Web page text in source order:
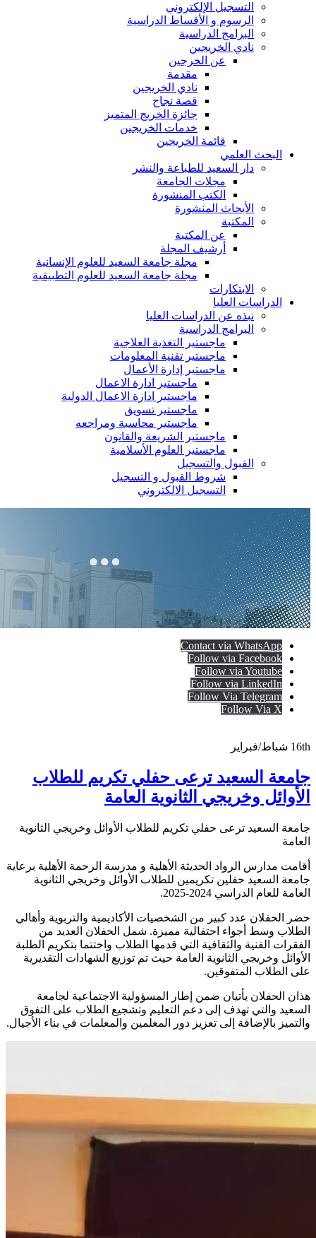
التسجيل الإلكتروني
الرسوم و الأقساط الدراسية
البرامج الدراسية
نادي الخريجين
عن الخرجين
مقدمة
نادي الخريجين
قصة نجاح
جائزة الخريج المتميز
خدمات الخريجين
قائمة الخريجين
البحث العلمي
دار السعيد للطباعة والنشر
مجلات الجامعة
الكتب المنشورة
الأبحاث المنشورة
المكتبة
عن المكتبة
أرشيف المجلة
مجلة جامعة السعيد للعلوم الإنسانية
مجلة جامعة السعيد للعلوم التطبيقية
الابتكارات
الدراسات العليا
نبذه عن الدراسات العليا
البرامج الدراسية
ماجستير التغذية العلاجية
ماجستير تقنية المعلومات
ماجستير إدارة الأعمال
ماجستير ادارة الاعمال
ماجستير ادارة الاعمال الدولية
ماجستير تسويق
ماجستير محاسبة ومراجعه
ماجستير الشريعة والقانون
ماجستير العلوم الأسلامية
القبول والتسجيل
شروط القبول و التسجيل
التسجيل الالكتروني
Contact via WhatsApp
Follow via Facebook
Follow via Youtube
Follow via LinkedIn
Follow Via Telegram
Follow Via X
16th شباط/فبراير
جامعة السعيد ترعى حفلي تكريم للطلاب
الأوائل وخريجي الثانوية العامة
جامعة السعيد ترعى حفلي تكريم للطلاب الأوائل وخريجي الثانوية
العامة
أقامت مدارس الرواد الحديثة الأهلية و مدرسة الرحمة الأهلية برعاية
جامعة السعيد حفلين تكريمين للطلاب الأوائل وخريجي الثانوية
العامة للعام الدراسي 2024-2025.
حضر الحفلان عدد كبير من الشخصيات الأكاديمية والتربوية وأهالي
الطلاب وسط أجواء احتفالية مميزة. شمل الحفلان العديد من
الفقرات الفنية والثقافية التي قدمها الطلاب واختتما بتكريم الطلبة
الأوائل وخريجي الثانوية العامة حيث تم توزيع الشهادات التقديرية
على الطلاب المتفوقين.
هذان الحفلان يأتيان ضمن إطار المسؤولية الاجتماعية لجامعة
السعيد والتي تهدف إلى دعم التعليم وتشجيع الطلاب على التفوق
والتميز بالإضافة إلى تعزيز دور المعلمين والمعلمات في بناء الأجيال.